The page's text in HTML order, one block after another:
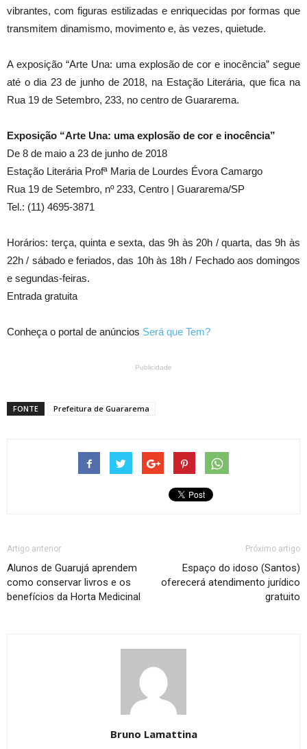
vibrantes, com figuras estilizadas e enriquecidas por formas que
transmitem dinamismo, movimento e, às vezes, quietude.
A exposição “Arte Una: uma explosão de cor e inocência” segue
até o dia 23 de junho de 2018, na Estação Literária, que fica na
Rua 19 de Setembro, 233, no centro de Guararema.
Exposição “Arte Una: uma explosão de cor e inocência”
De 8 de maio a 23 de junho de 2018
Estação Literária Profª Maria de Lourdes Évora Camargo
Rua 19 de Setembro, nº 233, Centro | Guararema/SP
Tel.: (11) 4695-3871
Horários: terça, quinta e sexta, das 9h às 20h / quarta, das 9h às
22h / sábado e feriados, das 10h às 18h / Fechado aos domingos
e segundas-feiras.
Entrada gratuita
Conheça o portal de anúncios Será que Tem?
Publicidade
FONTE Prefeitura de Guararema
Artigo anterior
Alunos de Guarujá aprendem
como conservar livros e os
benefícios da Horta Medicinal
Próximo artigo
Espaço do idoso (Santos)
oferecerá atendimento jurídico
gratuito
Bruno Lamattina